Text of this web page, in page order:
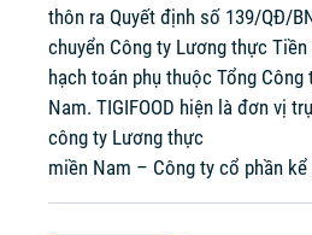
thôn ra Quyết định số 139/QĐ/
chuyển Công ty Lương thực
hạch toán phụ thuộc Tổng
Nam. TIGIFOOD hiện là đơn vị
công ty Lương thực
miền Nam – Công ty cổ phần